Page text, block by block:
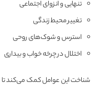
تنهایی و انزوای اجتماعی
تغییر محیط زندگی
استرس و شوک‌های روحی
اختلال در چرخه خواب و بیداری
شناخت این عوامل کمک می‌کند تا